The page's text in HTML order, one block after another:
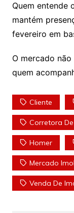
Quem entende
mantém
fevereiro em
O mercado
quem
Cliente
Corretora
Homer
Mercado
Venda De